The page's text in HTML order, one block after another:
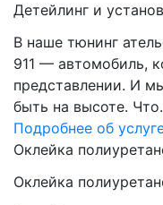
Детейлинг и
В наше тюнинг
911 — автомобиль,
представлении. И
быть на высоте.
Подробнее об
Оклейка
Оклейка